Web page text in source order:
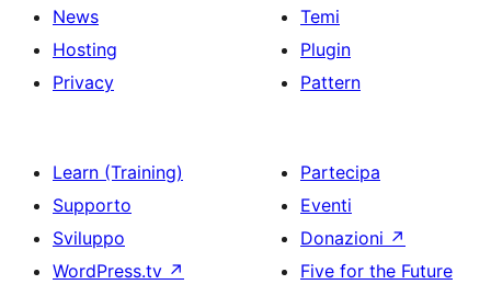
News
Hosting
Privacy
Temi
Plugin
Pattern
Learn (Training)
Supporto
Sviluppo
WordPress.tv ↗
Partecipa
Eventi
Donazioni ↗
Five for the Future